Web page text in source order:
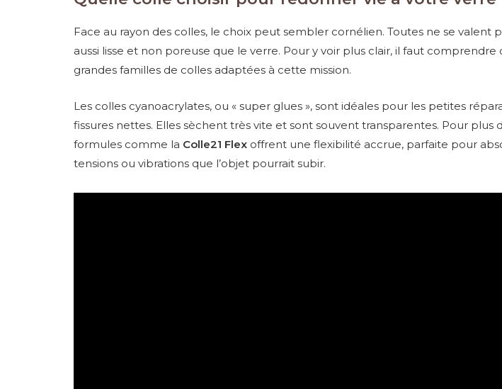
Face au rayon des colles, le choix peut sembler cornélien. Toutes ne se valent
aussi lisse et non poreuse que le verre. Pour y voir plus clair, il faut comprendre
grandes familles de colles adaptées à cette mission.
Les colles cyanoacrylates, ou « super glues », sont idéales pour les petites
fissures nettes. Elles sèchent très vite et sont souvent transparentes. Pour plus
formules comme la Colle21 Flex offrent une flexibilité accrue, parfaite pour
tensions ou vibrations que l’objet pourrait subir.